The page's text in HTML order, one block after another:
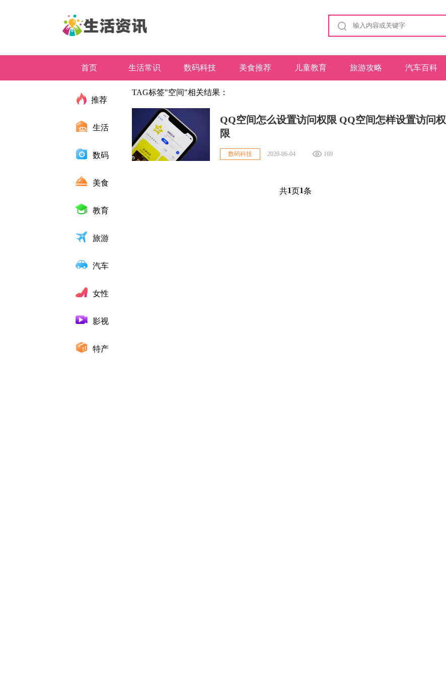
首页 生活常识 数码科技 美食推荐 儿童教育 旅游攻略 汽车百科
推荐
生活
数码
美食
教育
旅游
汽车
女性
影视
特产
TAG标签"空间"相关结果：
QQ空间怎么设置访问权限 QQ空间怎样设置访问权
限
数码科技 2020-06-04 169
共1页1条